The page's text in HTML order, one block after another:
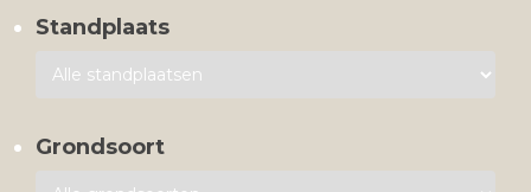
Standplaats
Grondsoort